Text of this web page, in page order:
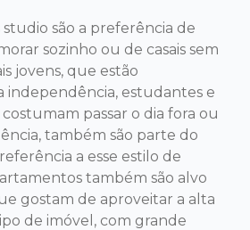
são a preferência de
sozinho ou de casais sem
jovens, que estão
independência, estudantes e
passar o dia fora ou
também são parte do
a esse estilo de
também são alvo
gostam de aproveitar a alta
de imóvel, com grande